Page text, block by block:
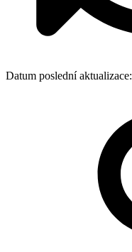
Datum poslední aktualizace: